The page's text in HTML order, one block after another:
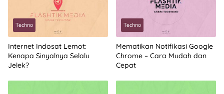
Techno
Internet Indosat Lemot:
Kenapa Sinyalnya Selalu
Jelek?
Techno
Mematikan Notifikasi Google
Chrome – Cara Mudah dan
Cepat